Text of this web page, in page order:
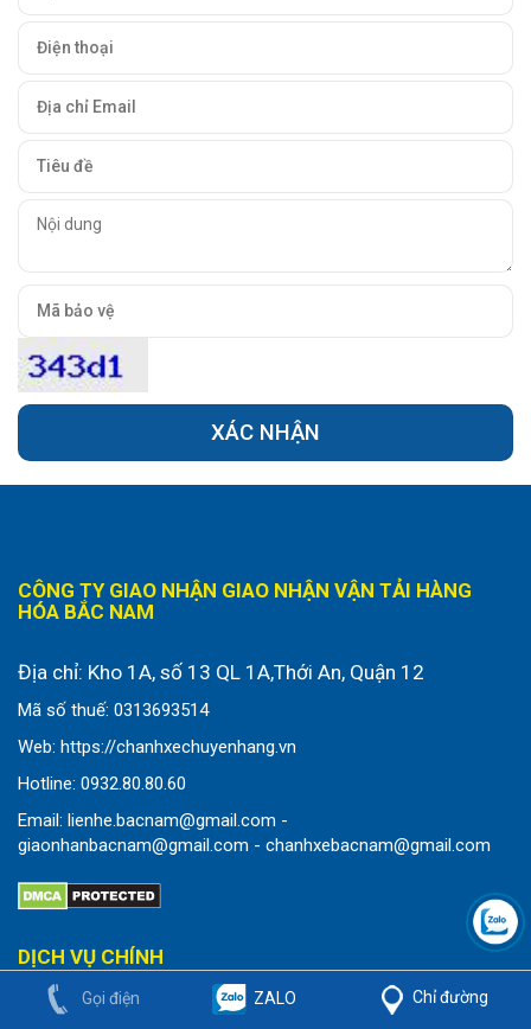
Gọi điện ZALO Chỉ đường
CÔNG TY GIAO NHẬN GIAO NHẬN VẬN TẢI HÀNG
HÓA BẮC NAM
Địa chỉ: Kho 1A, số 13 QL 1A,Thới An, Quận 12
Mã số thuế: 0313693514
Web: https://chanhxechuyenhang.vn
Hotline: 0932.80.80.60
Email: lienhe.bacnam@gmail.com -
giaonhanbacnam@gmail.com - chanhxebacnam@gmail.com
DỊCH VỤ CHÍNH
CHÀNH XE CHUYỂN HÀNG ĐI MIỀN BẮC